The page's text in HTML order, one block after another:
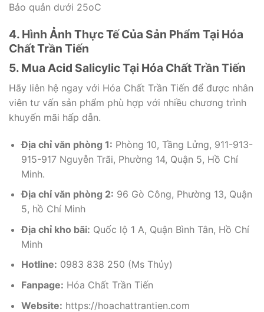
Bảo quản dưới 25oC
4. Hình Ảnh Thực Tế Của Sản Phẩm Tại Hóa
Chất Trần Tiến
5. Mua Acid Salicylic Tại Hóa Chất Trần Tiến
Hãy liên hệ ngay với Hóa Chất Trần Tiến để được nhân
viên tư vấn sản phẩm phù hợp với nhiều chương trình
khuyến mãi hấp dẫn.
Địa chỉ văn phòng 1: Phòng 10, Tầng Lửng, 911-913-
915-917 Nguyễn Trãi, Phường 14, Quận 5, Hồ Chí
Minh.
Địa chỉ văn phòng 2: 96 Gò Công, Phường 13, Quận
5, hồ Chí Minh
Địa chỉ kho bãi: Quốc lộ 1 A, Quận Bình Tân, Hồ Chí
Minh
Hotline: 0983 838 250 (Ms Thủy)
Fanpage: Hóa Chất Trần Tiến
Website: https://hoachattrantien.com